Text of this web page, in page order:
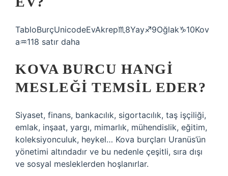
TabloBurçUnicodeEvAkrep♏︎8Yay♐︎9Oğlak♑︎10Kov
a♒︎118 satır daha
KOVA BURCU HANGI
MESLEĞI TEMSIL EDER?
Siyaset, finans, bankacılık, sigortacılık, taş işçiliği,
emlak, inşaat, yargı, mimarlık, mühendislik, eğitim,
koleksiyonculuk, heykel… Kova burçları Uranüs’ün
yönetimi altındadır ve bu nedenle çeşitli, sıra dışı
ve sosyal mesleklerden hoşlanırlar.